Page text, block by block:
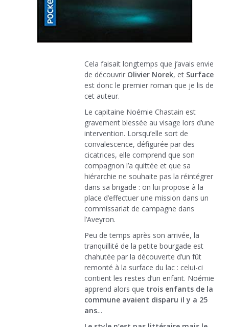
Cela faisait longtemps que j’avais envie
de découvrir Olivier Norek, et Surface
est donc le premier roman que je lis de
cet auteur.
Le capitaine Noémie Chastain est
gravement blessée au visage lors d’une
intervention. Lorsqu’elle sort de
convalescence, défigurée par des
cicatrices, elle comprend que son
compagnon l’a quittée et que sa
hiérarchie ne souhaite pas la réintégrer
dans sa brigade : on lui propose à la
place d’effectuer une mission dans un
commissariat de campagne dans
l’Aveyron.
Peu de temps après son arrivée, la
tranquillité de la petite bourgade est
chahutée par la découverte d’un fût
remonté à la surface du lac : celui-ci
contient les restes d’un enfant. Noémie
apprend alors que trois enfants de la
commune avaient disparu il y a 25
ans...